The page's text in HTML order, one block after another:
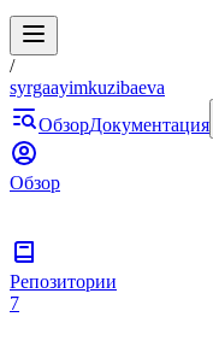
/
syrgaayimkuzibaeva
ОбзорДокументация
Обзор
Репозитории
7